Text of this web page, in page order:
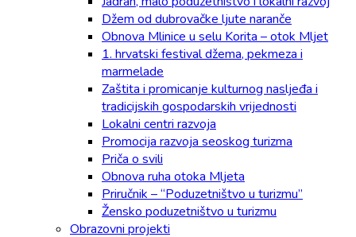
Džem od dubrovačke ljute naranče
Obnova Mlinice u selu Korita – otok Mljet
1. hrvatski festival džema, pekmeza i
marmelade
Zaštita i promicanje kulturnog nasljeđa i
tradicijskih gospodarskih vrijednosti
Lokalni centri razvoja
Promocija razvoja seoskog turizma
Priča o svili
Obnova ruha otoka Mljeta
Priručnik – “Poduzetništvo u turizmu”
Žensko poduzetništvo u turizmu
Obrazovni projekti